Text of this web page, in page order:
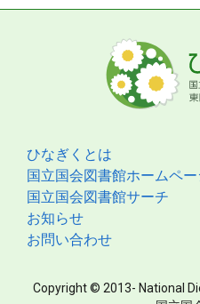
ひなぎくとは
国立国会図書館ホームペー
国立国会図書館サーチ
お知らせ
お問い合わせ
Copyright © 2013- National